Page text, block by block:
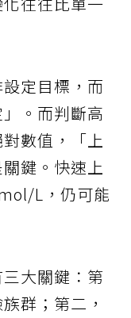
定目標，而
。而判斷高
數值，「上
鍵。快速上
L，仍可能
大關鍵：第
群；第二，